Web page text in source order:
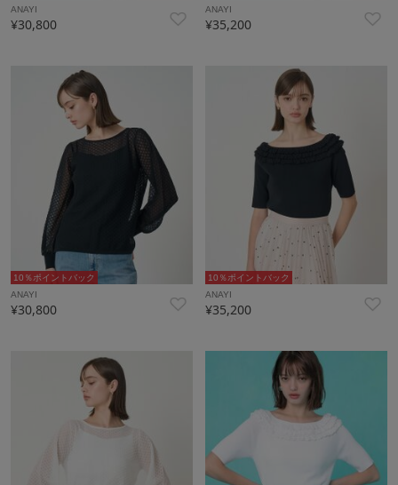
ANAYI
¥30,800
ANAYI
¥35,200
10％ポイントバック
ANAYI
¥30,800
10％ポイントバック
ANAYI
¥35,200